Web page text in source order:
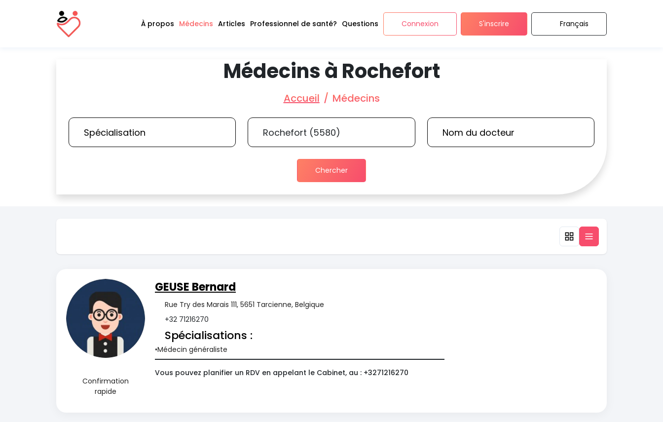
À propos Médecins Articles Professionnel de santé? Questions Connexion S'inscrire Français
Médecins à Rochefort
Accueil Médecins
Chercher
Confirmation
rapide
GEUSE Bernard
Rue Try des Marais 111, 5651 Tarcienne, Belgique
+32 71216270
Spécialisations :
Médecin généraliste
Vous pouvez planifier un RDV en appelant le Cabinet, au : +3271216270